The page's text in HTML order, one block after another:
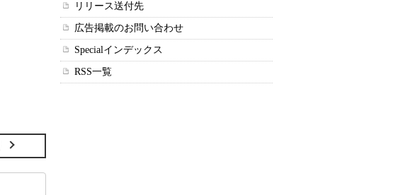
リリース送付先
広告掲載のお問い合わせ
Specialインデックス
RSS一覧